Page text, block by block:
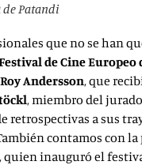
Patandi
que no se han
de Cine Europeo
Roy Andersson, que
, miembro del
retrospectivas a sus
contamos con la
, quien inauguró el